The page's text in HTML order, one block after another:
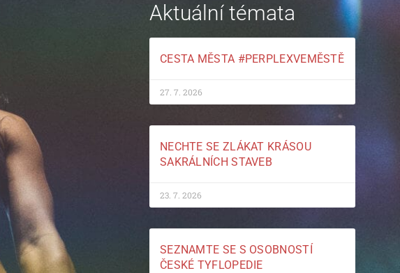
Aktuální témata
CESTA MĚSTA #PERPLEXVEMĚSTĚ
27. 7. 2026
NECHTE SE ZLÁKAT KRÁSOU
SAKRÁLNÍCH STAVEB
23. 7. 2026
SEZNAMTE SE S OSOBNOSTÍ
ČESKÉ TYFLOPEDIE